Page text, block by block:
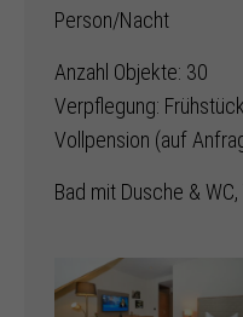
Person/Nacht
Anzahl Objekte: 30
Verpflegung:
Vollpension (auf
Bad mit Dusche &